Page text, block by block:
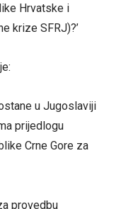
Hrvatske i
krize SFRJ)?’
u Jugoslaviji
prijedlogu
Crne Gore za
provedbu